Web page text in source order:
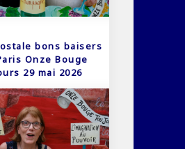
bons baisers
Onze Bouge
29 mai 2026